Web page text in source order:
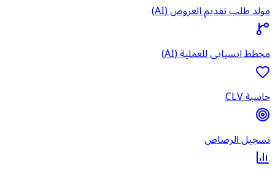
مولد طلب تقديم العروض (AI)
مخطط انسيابي للعملية (AI)
حاسبة CLV
تسجيل الرصاص